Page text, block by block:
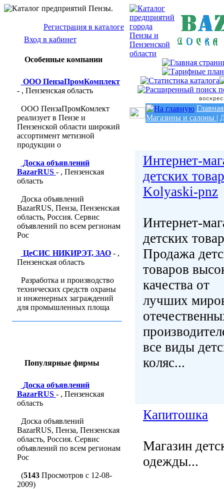
Регистрация в каталоге
Вход в кабинет
Особенные компании
ООО ПензаПромКомплект
- , Пензенская область
ООО ПензаПромКомлект
реализует в Пензе и
Пензенской области широкий
ассортимент метизной
продукции о
Доска объявлений
BazarRUS - , Пензенская
область
Доска объявлений
BazarRUS, Пенза, Пензенская
область, Россия. Сервис
объявлений по всем регионам
Рос
ЦеСИС НИКИРЭТ, ЗАО- ,
Пензенская область
Разработка и производство
технических средств охраны
и инженерных заграждений
для промышленных площа
Популярные фирмы
Доска объявлений
BazarRUS - , Пензенская
область
Доска объявлений
BazarRUS, Пенза, Пензенская
область, Россия. Сервис
объявлений по всем регионам
Рос
(5143Просмотров с 12-08-
2009)
Главная
Магазины и салоны |
Интернет-
детских
Kolyaski-pnz
Интернет-
детских
Продажа
товаров
качества от
лучших
все виды
коляс...
Капитошка
Магазин
одежды...